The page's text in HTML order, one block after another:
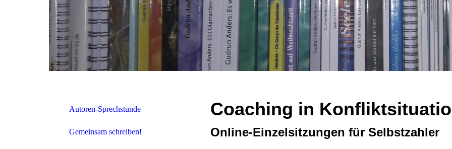
Autoren-Sprechstunde
Gemeinsam schreiben!
Coaching in
Online-Einzelsitzungen für Selbstzahler